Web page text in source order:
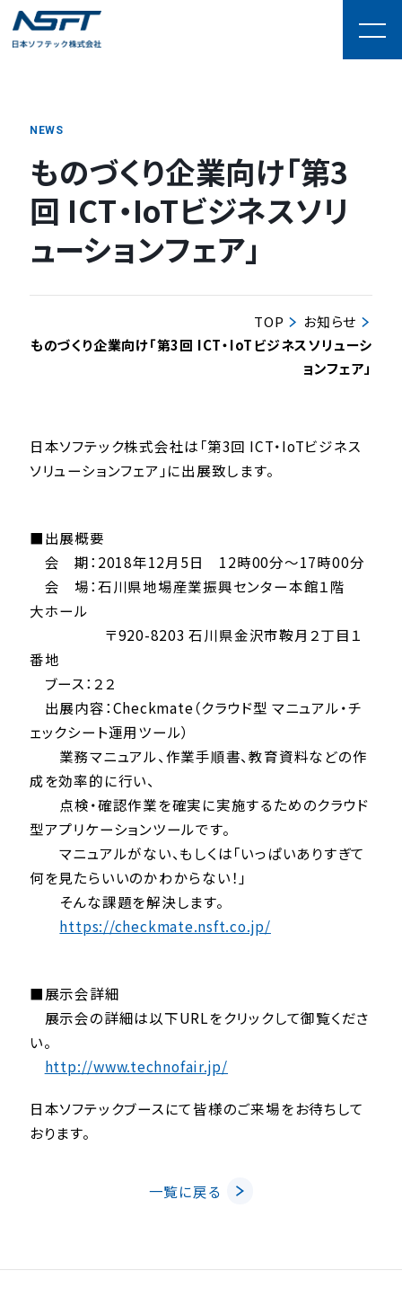
NEWS
ものづくり企業向け「第3
回 ICT・IoTビジネスソリ
ューションフェア」
TOP
お知らせ
ものづくり企業向け「第3回 ICT・IoTビジネスソリューシ
ョンフェア」
日本ソフテック株式会社は「第3回 ICT・IoTビジネス
ソリューションフェア」に出展致します。
■出展概要
会 期：2018年12月5日 12時00分～17時00分
会 場：石川県地場産業振興センター本館１階
大ホール
〒920-8203 石川県金沢市鞍月２丁目１
番地
ブース：２２
出展内容：Checkmate（クラウド型 マニュアル・チ
ェックシート運用ツール）
業務マニュアル、作業手順書、教育資料などの作
成を効率的に行い、
点検・確認作業を確実に実施するためのクラウド
型アプリケーションツールです。
マニュアルがない、もしくは「いっぱいありすぎて
何を見たらいいのかわからない！」
そんな課題を解決します。
https://checkmate.nsft.co.jp/
■展示会詳細
展示会の詳細は以下URLをクリックして御覧くださ
い。
http://www.technofair.jp/
日本ソフテックブースにて皆様のご来場をお待ちして
おります。
一覧に戻る